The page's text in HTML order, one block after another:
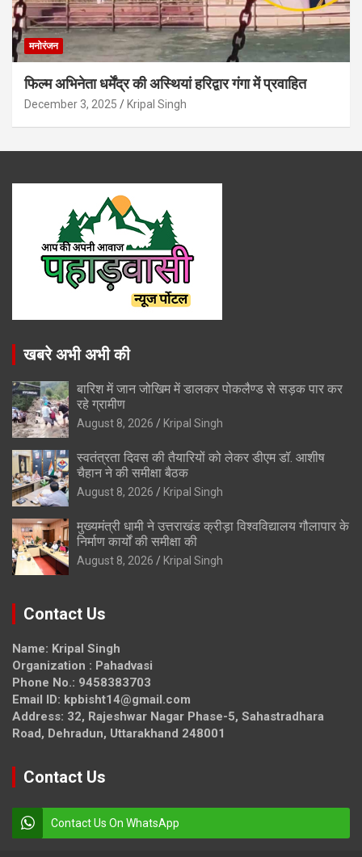
मनोरंजन
फिल्म अभिनेता धर्मेंद्र की अस्थियां हरिद्वार गंगा में प्रवाहित
December 3, 2025 Kripal Singh
खबरे अभी अभी की
बारिश में जान जोखिम में डालकर पोकलैण्ड से सड़क पार कर
रहे ग्रामीण
August 8, 2026 Kripal Singh
स्वतंत्रता दिवस की तैयारियों को लेकर डीएम डॉ. आशीष
चैहान ने की समीक्षा बैठक
August 8, 2026 Kripal Singh
मुख्यमंत्री धामी ने उत्तराखंड क्रीड़ा विश्वविद्यालय गौलापार के
निर्माण कार्यों की समीक्षा की
August 8, 2026 Kripal Singh
Contact Us
Name: Kripal Singh
Organization : Pahadvasi
Phone No.: 9458383703
Email ID: kpbisht14@gmail.com
Address: 32, Rajeshwar Nagar Phase-5, Sahastradhara
Road, Dehradun, Uttarakhand 248001
Contact Us
Contact Us On WhatsApp